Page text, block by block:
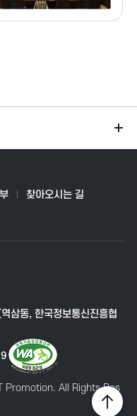
찾아오시는 길
삼동, 한국정보통신진흥협
All Rights Res
상